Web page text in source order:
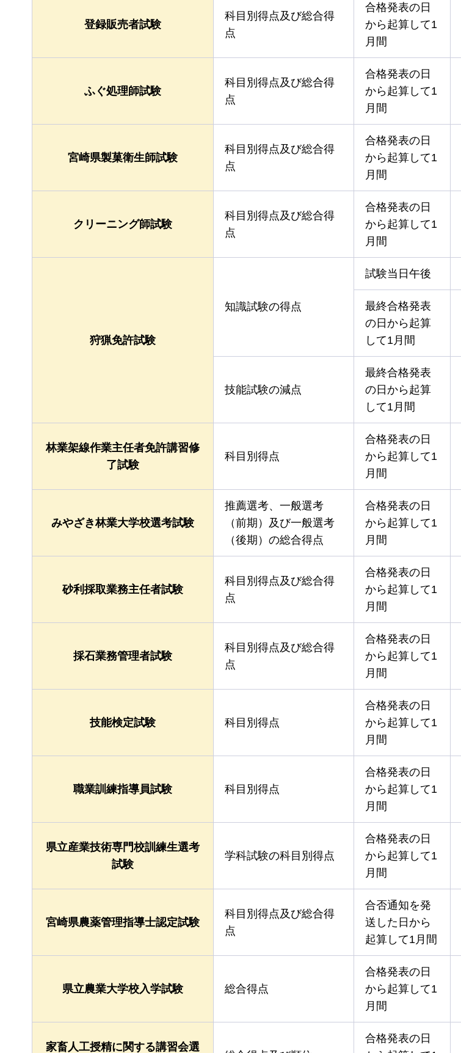
登録販売者試験
科目別得点及び総合得
点
合格発表の日
から起算して1
月間
ふぐ処理師試験
科目別得点及び総合得
点
合格発表の日
から起算して1
月間
宮崎県製菓衛生師試験
科目別得点及び総合得
点
合格発表の日
から起算して1
月間
クリーニング師試験
科目別得点及び総合得
点
合格発表の日
から起算して1
月間
狩猟免許試験
知識試験の得点
試験当日午後
最終合格発表
の日から起算
して1月間
技能試験の減点
最終合格発表
の日から起算
して1月間
林業架線作業主任者免許講習修
了試験
科目別得点
合格発表の日
から起算して1
月間
みやざき林業大学校選考試験
推薦選考、一般選考
（前期）及び一般選考
（後期）の総合得点
合格発表の日
から起算して1
月間
砂利採取業務主任者試験
科目別得点及び総合得
点
合格発表の日
から起算して1
月間
採石業務管理者試験
科目別得点及び総合得
点
合格発表の日
から起算して1
月間
技能検定試験 科目別得点
合格発表の日
から起算して1
月間
職業訓練指導員試験 科目別得点
合格発表の日
から起算して1
月間
県立産業技術専門校訓練生選考
試験
学科試験の科目別得点
合格発表の日
から起算して1
月間
宮崎県農薬管理指導士認定試験
科目別得点及び総合得
点
合否通知を発
送した日から
起算して1月間
県立農業大学校入学試験 総合得点
合格発表の日
から起算して1
月間
家畜人工授精に関する講習会選
合格発表の日